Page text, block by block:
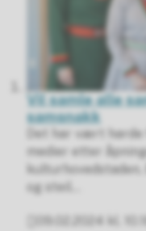
Vil samle alle
samsnakk
Det har vært
medier etter
kulturhovedstaden,
og steil...
09.02.2024 kl. 10.18